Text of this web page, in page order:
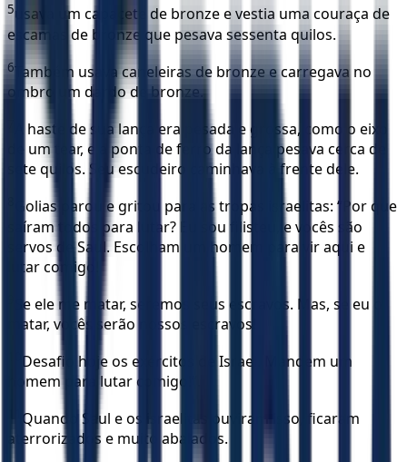
5usava um capacete de bronze e vestia uma couraça de
escamas de bronze que pesava sessenta quilos.
6Também usava caneleiras de bronze e carregava no
ombro um dardo de bronze.
A haste de sua lança era pesada e grossa, como o eixo
de um tear, e a ponta de ferro da lança pesava cerca de
sete quilos. Seu escudeiro caminhava à frente dele.
Golias parou e gritou para as tropas israelitas: “Por que
saíram todos para lutar? Eu sou filisteu, e vocês são
servos de Saul. Escolham um homem para vir aqui e
lutar comigo!
Se ele me matar, seremos seus escravos. Mas, se eu o
matar, vocês serão nossos escravos!
Desafio hoje os exércitos de Israel. Mandem um
homem para lutar comigo!”.
Quando Saul e os israelitas ouviram isso, ficaram
aterrorizados e muito abalados.